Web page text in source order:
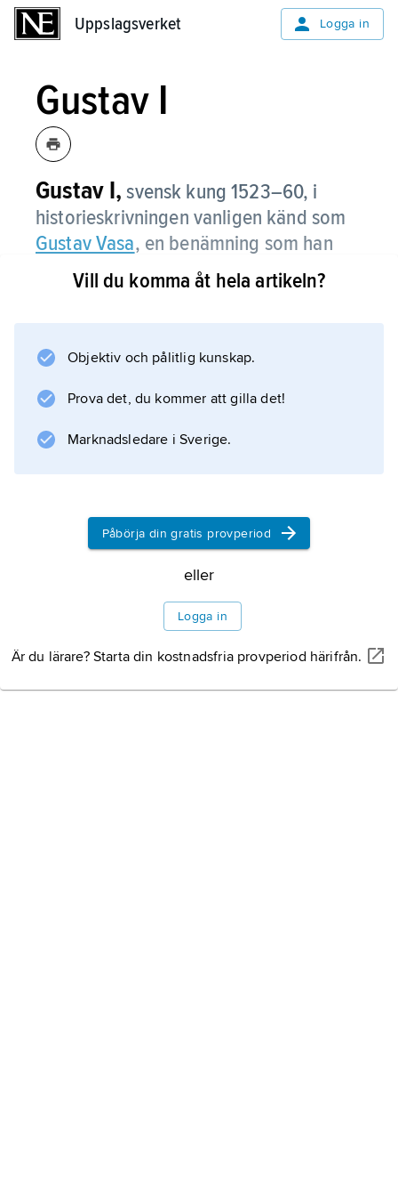
Uppslagsverket Logga in
Gustav I
Gustav I, svensk kung 1523–60, i
historieskrivningen vanligen känd som
Gustav Vasa, en benämning som han
dock själv aldrig använde.
Vill du komma åt hela artikeln?
Objektiv och pålitlig kunskap.
Prova det, du kommer att gilla det!
Marknadsledare i Sverige.
Påbörja din gratis provperiod
eller
Logga in
Är du lärare? Starta din kostnadsfria provperiod härifrån.